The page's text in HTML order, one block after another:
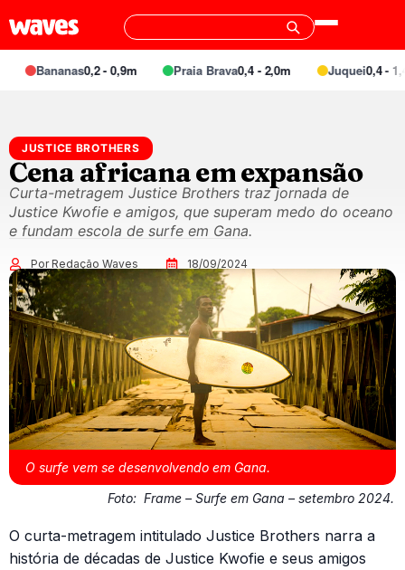
Bananas0,2 - 0,9m Praia Brava0,4 - 2,0m Juquei0,4 - 1,4m
JUSTICE BROTHERS
Cena africana em expansão
Curta-metragem Justice Brothers traz jornada de
Justice Kwofie e amigos, que superam medo do oceano
e fundam escola de surfe em Gana.
Por Redação Waves 18/09/2024
O surfe vem se desenvolvendo em Gana.
Foto: Frame – Surfe em Gana – setembro 2024.
O curta-metragem intitulado Justice Brothers narra a
história de décadas de Justice Kwofie e seus amigos